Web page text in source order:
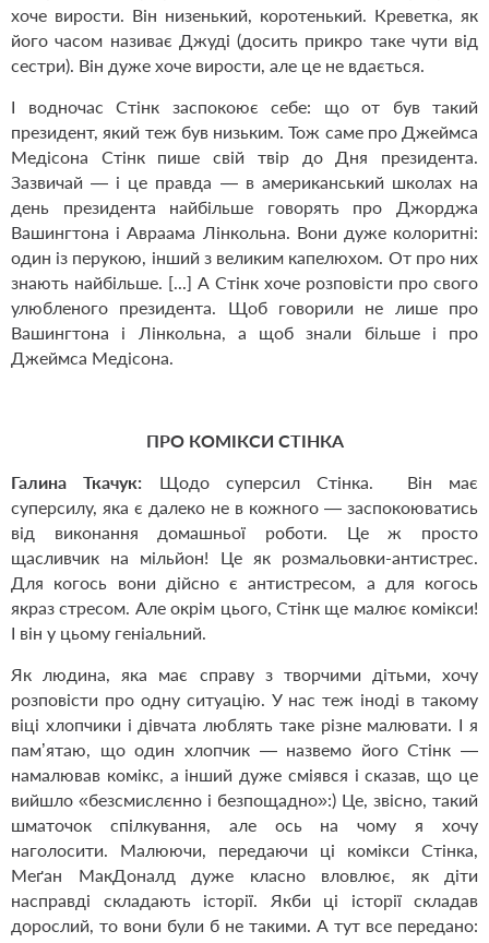
хоче вирости. Він низенький, коротенький. Креветка, як
його часом називає Джуді (досить прикро таке чути від
сестри). Він дуже хоче вирости, але це не вдається.
І водночас Стінк заспокоює себе: що от був такий
президент, який теж був низьким. Тож саме про Джеймса
Медісона Стінк пише свій твір до Дня президента.
Зазвичай — і це правда — в американський школах на
день президента найбільше говорять про Джорджа
Вашингтона і Авраама Лінкольна. Вони дуже колоритні:
один із перукою, інший з великим капелюхом. От про них
знають найбільше. [...] А Стінк хоче розповісти про свого
улюбленого президента. Щоб говорили не лише про
Вашингтона і Лінкольна, а щоб знали більше і про
Джеймса Медісона.
ПРО КОМІКСИ СТІНКА
Галина Ткачук: Щодо суперсил Стінка. Він має
суперсилу, яка є далеко не в кожного — заспокоюватись
від виконання домашньої роботи. Це ж просто
щасливчик на мільйон! Це як розмальовки-антистрес.
Для когось вони дійсно є антистресом, а для когось
якраз стресом. Але окрім цього, Стінк ще малює комікси!
І він у цьому геніальний.
Як людина, яка має справу з творчими дітьми, хочу
розповісти про одну ситуацію. У нас теж іноді в такому
віці хлопчики і дівчата люблять таке різне малювати. І я
пам’ятаю, що один хлопчик — назвемо його Стінк —
намалював комікс, а інший дуже сміявся і сказав, що це
вийшло «безсмислєнно і безпощадно»:) Це, звісно, такий
шматочок спілкування, але ось на чому я хочу
наголосити. Малюючи, передаючи ці комікси Стінка,
Меґан МакДоналд дуже класно вловлює, як діти
насправді складають історії. Якби ці історії складав
дорослий, то вони були б не такими. А тут все передано: